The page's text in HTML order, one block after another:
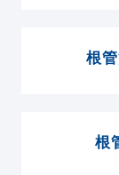
根
根